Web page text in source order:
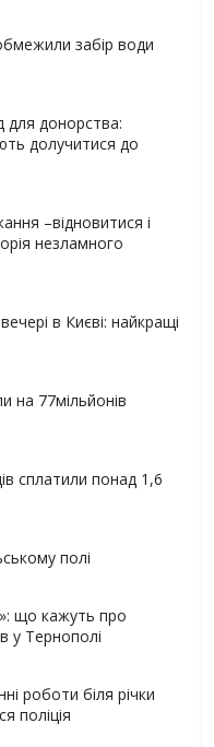
забір води
для донорства:
долучитися до
–відновитися і
незламного
в Києві: найкращі
на 77мільйонів
сплатили понад 1,6
полі
що кажуть про
у Тернополі
роботи біля річки
поліція